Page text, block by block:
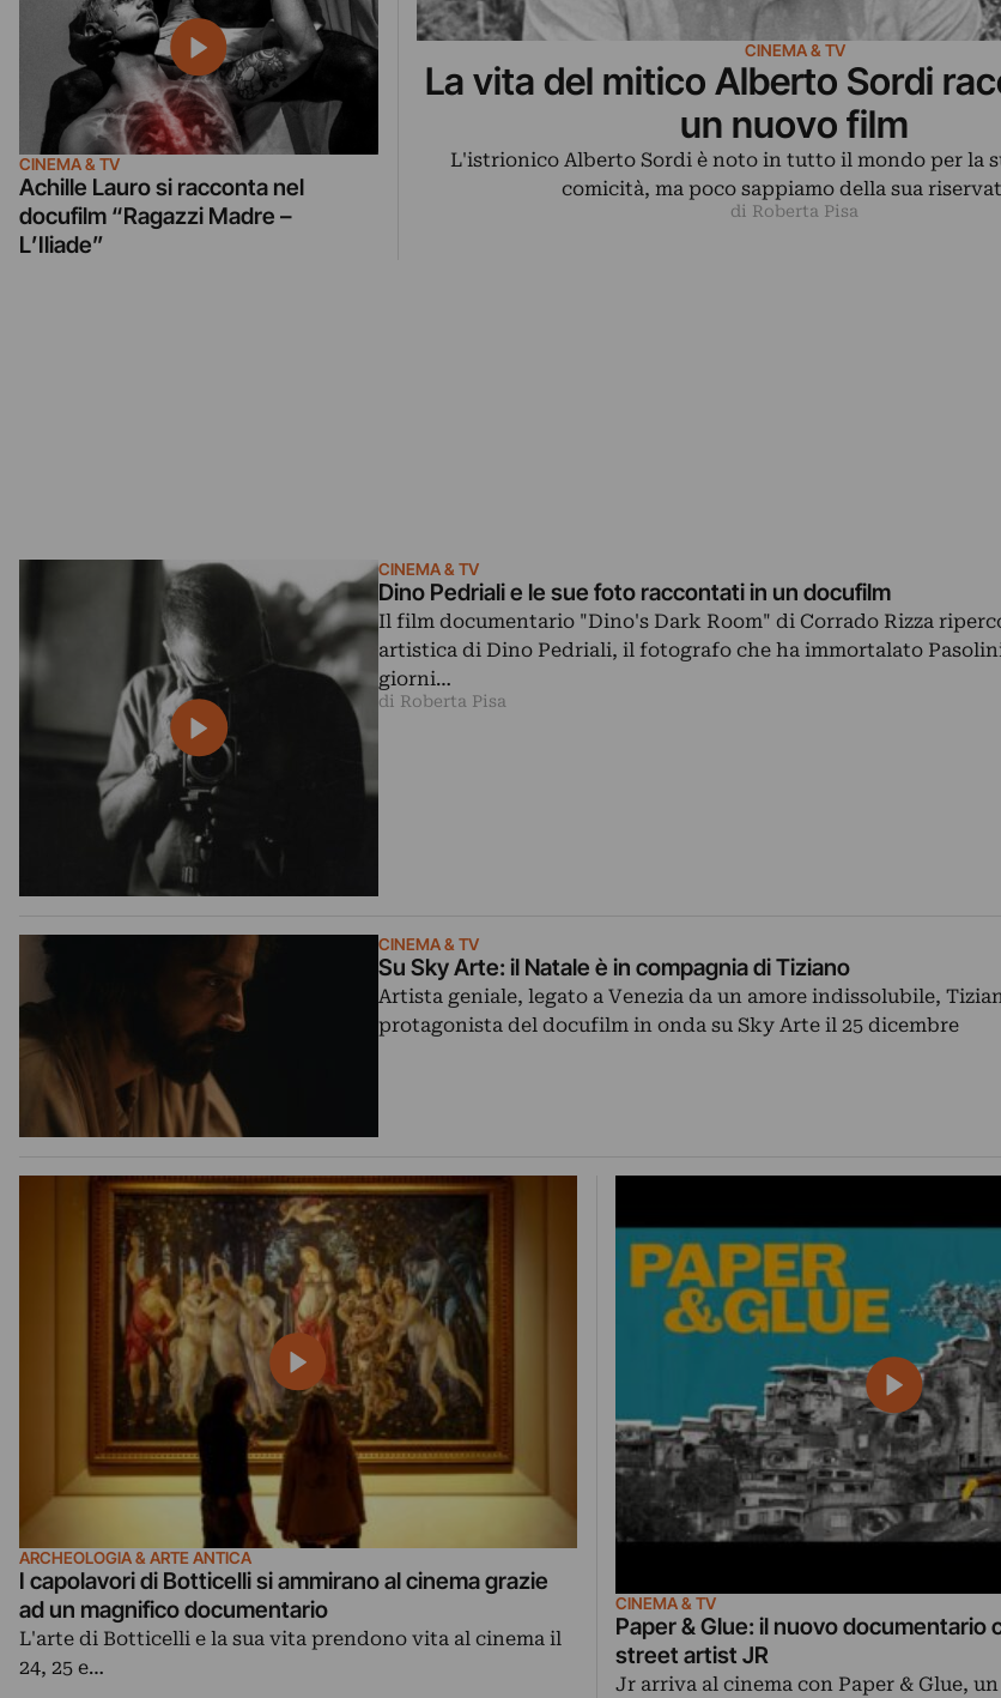
CINEMA & TV
La vita del mitico Alberto Sordi
un nuovo film
L'istrionico Alberto Sordi è noto in tutto il mondo per la
comicità, ma poco sappiamo della sua
di Roberta Pisa
CINEMA & TV
Achille Lauro si racconta nel
docufilm “Ragazzi Madre –
L’Iliade”
CINEMA & TV
Dino Pedriali e le sue foto raccontati in un docufilm
Il film documentario "Dino's Dark Room" di Corrado Rizza
artistica di Dino Pedriali, il fotografo che ha immortalato
giorni…
di Roberta Pisa
CINEMA & TV
Su Sky Arte: il Natale è in compagnia di Tiziano
Artista geniale, legato a Venezia da un amore indissolubile,
protagonista del docufilm in onda su Sky Arte il 25 dicembre
ARCHEOLOGIA & ARTE ANTICA
I capolavori di Botticelli si ammirano al cinema grazie
ad un magnifico documentario
L'arte di Botticelli e la sua vita prendono vita al cinema il
24, 25 e…
CINEMA & TV
Paper & Glue: il nuovo documentario
street artist JR
Jr arriva al cinema con Paper & Glue,